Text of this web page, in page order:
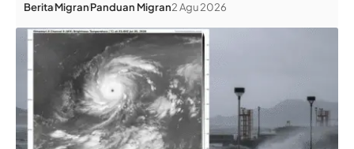
BeritaMigranPanduan Migran2 Agu 2026